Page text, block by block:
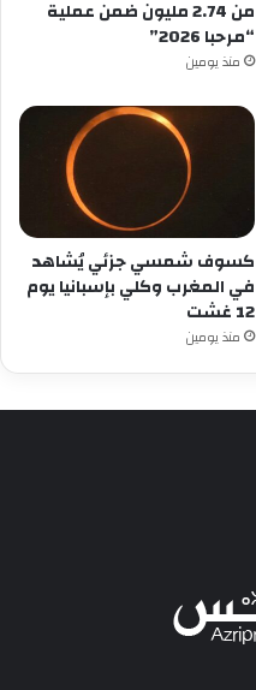
من 2.74 مليون ضمن عملية
“مرحبا 2026”
منذ يومين
كسوف شمسي جزئي يُشاهد
في المغرب وكلي بإسبانيا يوم
12 غشت
منذ يومين